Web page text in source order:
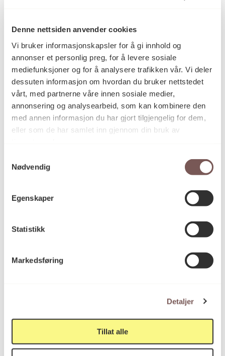
Denne nettsiden anvender cookies
Vi bruker informasjonskapsler for å gi innhold og
annonser et personlig preg, for å levere sosiale
mediefunksjoner og for å analysere trafikken vår. Vi deler
dessuten informasjon om hvordan du bruker nettstedet
vårt, med partnerne våre innen sosiale medier,
annonsering og analysearbeid, som kan kombinere den
med annen informasjon du har gjort tilgjengelig for dem,
eller som de har samlet inn gjennom din bruk av
Nødvendig
Egenskaper
Statistikk
Markedsføring
Detaljer
Tillat alle
Albino